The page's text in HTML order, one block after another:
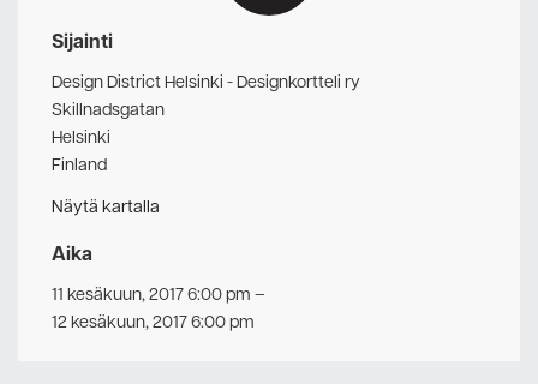
Sijainti
Design District Helsinki - Designkortteli ry
Skillnadsgatan
Helsinki
Finland
Näytä kartalla
Aika
11 kesäkuun, 2017 6:00 pm –
12 kesäkuun, 2017 6:00 pm